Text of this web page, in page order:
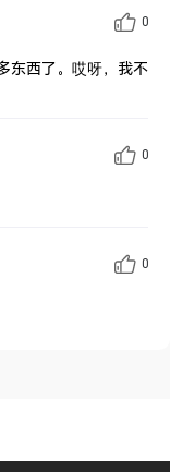
0
东西了。哎呀，我不
0
0